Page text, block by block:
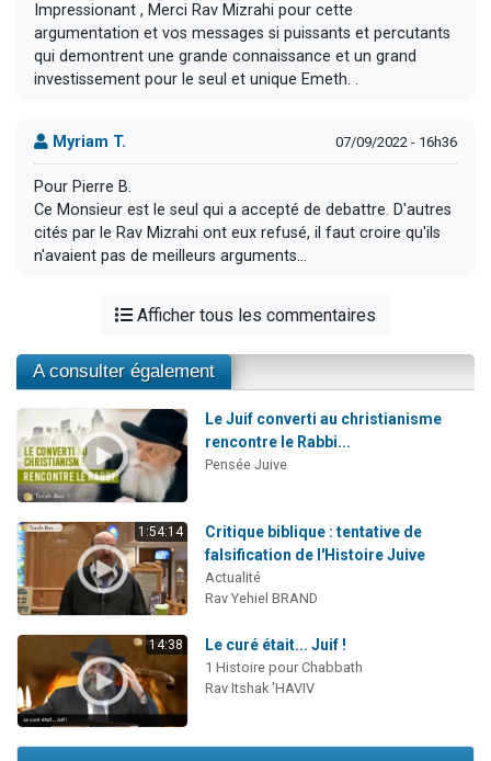
Impressionant , Merci Rav Mizrahi pour cette
argumentation et vos messages si puissants et percutants
qui demontrent une grande connaissance et un grand
investissement pour le seul et unique Emeth. .
Myriam T. 07/09/2022 - 16h36
Pour Pierre B.
Ce Monsieur est le seul qui a accepté de debattre. D'autres
cités par le Rav Mizrahi ont eux refusé, il faut croire qu'ils
n'avaient pas de meilleurs arguments...
Afficher tous les commentaires
A consulter également
Le Juif converti au christianisme
rencontre le Rabbi...
Pensée Juive
1:54:14
Critique biblique : tentative de
falsification de l'Histoire Juive
Actualité
Rav Yehiel BRAND
14:38 Le curé était... Juif !
1 Histoire pour Chabbath
Rav Itshak 'HAVIV